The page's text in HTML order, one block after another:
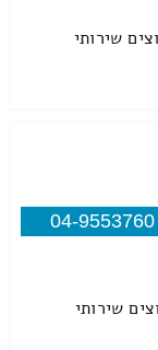
שירותי
04-9553760
שירותי